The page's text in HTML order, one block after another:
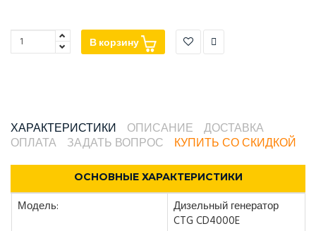
В корзину
ХАРАКТЕРИСТИКИ ОПИСАНИЕ
ДОСТАВКА
ОПЛАТА
ЗАДАТЬ ВОПРОС КУПИТЬ СО СКИДКОЙ
ОСНОВНЫЕ ХАРАКТЕРИСТИКИ
Модель:
Дизельный генератор
CTG CD4000E